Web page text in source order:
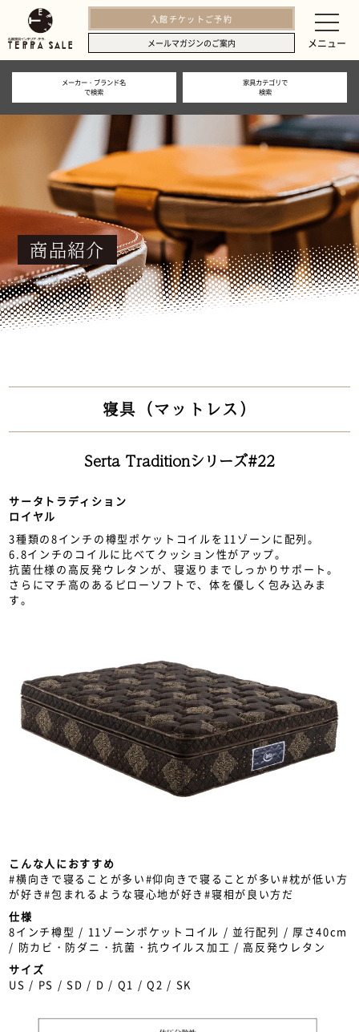
入館チケットご予約
メールマガジンのご案内
メーカー・ブランド名
で検索
家具カテゴリで
検索
商品紹介
寝具（マットレス）
Serta Traditionシリーズ#22
サータトラディション
ロイヤル
3種類の8インチの樽型ポケットコイルを11ゾーンに配列。
6.8インチのコイルに比べてクッション性がアップ。
抗菌仕様の高反発ウレタンが、寝返りまでしっかりサポート。
さらにマチ高のあるピローソフトで、体を優しく包み込みま
す。
こんな人におすすめ
#横向きで寝ることが多い#仰向きで寝ることが多い#枕が低い方
が好き#包まれるような寝心地が好き#寝相が良い方だ
仕様
8インチ樽型 / 11ゾーンポケットコイル / 並行配列 / 厚さ40cm
/ 防カビ・防ダニ・抗菌・抗ウイルス加工 / 高反発ウレタン
サイズ
US / PS / SD / D / Q1 / Q2 / SK
メニュー